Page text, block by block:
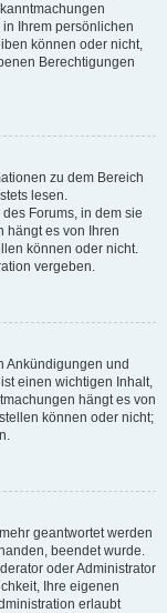
Ihrem persönlichen
können oder nicht,
Berechtigungen
zu dem Bereich
lesen.
Forums, in dem sie
hängt es von Ihren
können oder nicht.
vergeben.
Ankündigungen und
einen wichtigen Inhalt,
hängt es von
können oder nicht;
geantwortet werden
beendet wurde.
oder Administrator
Ihre eigenen
erlaubt